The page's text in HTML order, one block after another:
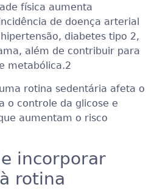
física aumenta
de doença arterial
diabetes tipo 2,
além de contribuir para
metabólica.2
rotina sedentária afeta o
o controle da glicose e
aumentam o risco
incorporar
rotina